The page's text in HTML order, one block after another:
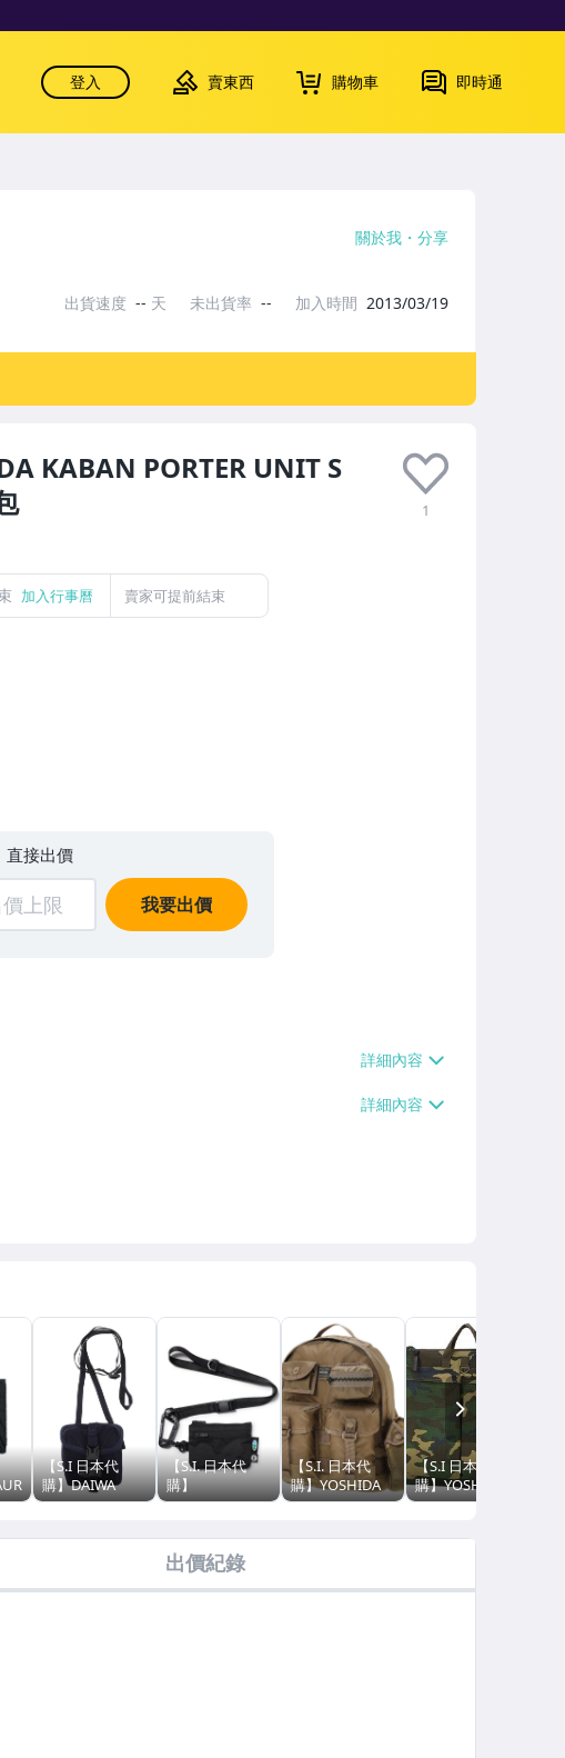
登入 賣東西 購物車 即時通
KABAN PORTER UNIT S
1
加入行事曆 賣家可提前結束
直接出價
我要出價
關於我 分享
出貨速度 -- 天 未出貨率 -- 加入時間 2013/03/19
【S.I 日本代
購】DAIWA
PIER39 Tech
小包
【S.I. 日本代
購】
RIPVANWINKLE
POUCH
【S.I. 日本代
購】YOSHIDA
KABAN PORTER
with POUCHES
【S.I 日本代
購】YOSHIDA
KABAN PORTER
HELMETBAG
出價紀錄